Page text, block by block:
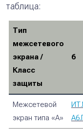
таблица:
Тип
межсетевого
экрана /
Класс
защиты
6
Межсетевой
экран типа «А»